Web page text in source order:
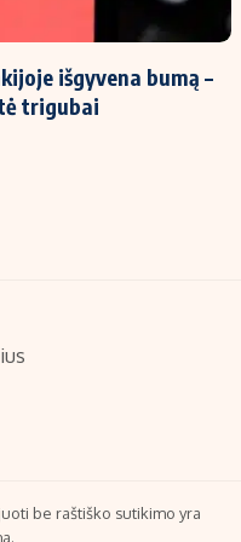
išmokos skaičiuoklė
išgyvena bumą –
trigubai
be raštiško sutikimo yra